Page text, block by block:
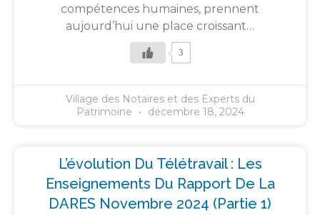
compétences humaines, prennent
aujourd’hui une place croissant…
3
Village des Notaires et des Experts du
Patrimoine
décembre 18, 2024
L’évolution Du Télétravail : Les
Enseignements Du Rapport De La
DARES Novembre 2024 (partie 1)